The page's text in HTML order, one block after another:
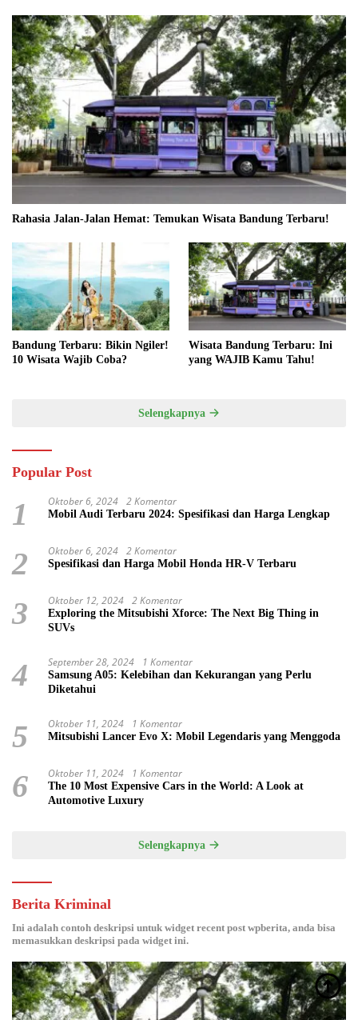
Rahasia Jalan-Jalan Hemat: Temukan Wisata Bandung Terbaru!
Bandung Terbaru: Bikin Ngiler!
10 Wisata Wajib Coba?
Wisata Bandung Terbaru: Ini
yang WAJIB Kamu Tahu!
Selengkapnya
Popular Post
1 Oktober 6, 2024 2 Komentar
Mobil Audi Terbaru 2024: Spesifikasi dan Harga Lengkap
2 Oktober 6, 2024 2 Komentar
Spesifikasi dan Harga Mobil Honda HR-V Terbaru
3 Oktober 12, 2024 2 Komentar
Exploring the Mitsubishi Xforce: The Next Big Thing in
SUVs
4 September 28, 2024 1 Komentar
Samsung A05: Kelebihan dan Kekurangan yang Perlu
Diketahui
5 Oktober 11, 2024 1 Komentar
Mitsubishi Lancer Evo X: Mobil Legendaris yang Menggoda
6 Oktober 11, 2024 1 Komentar
The 10 Most Expensive Cars in the World: A Look at
Automotive Luxury
Selengkapnya
Berita Kriminal
Ini adalah contoh deskripsi untuk widget recent post wpberita, anda bisa
memasukkan deskripsi pada widget ini.